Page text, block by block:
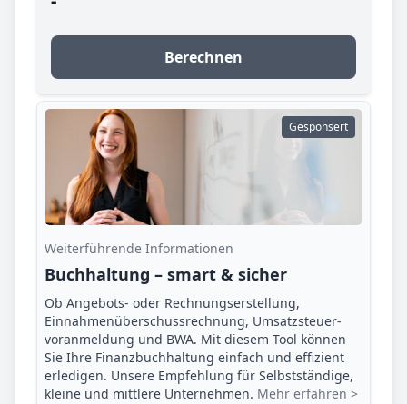
Berechnen
Gesponsert
Weiterführende Informationen
Buchhaltung – smart & sicher
Ob Angebots- oder Rechnungserstellung,
Einnahmenüberschuss­rechnung, Umsatzsteuer­
voranmeldung und BWA. Mit diesem Tool können
Sie Ihre Finanz­buchhaltung einfach und effizient
erledigen. Unsere Empfehlung für Selbstständige,
kleine und mittlere Unternehmen. Mehr erfahren >